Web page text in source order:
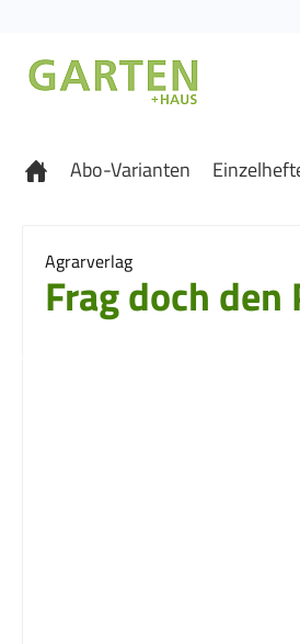
Abo-Varianten
Agrarverlag
Frag doch